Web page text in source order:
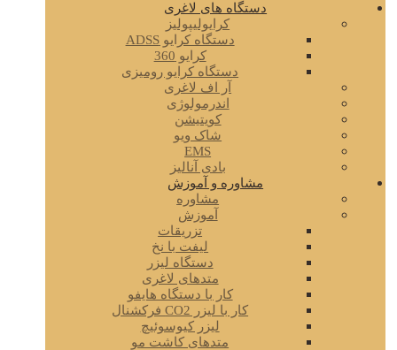
دستگاه های لاغری
کرایولیپولیز
دستگاه کرایو ADSS
کرایو 360
دستگاه کرایو رومیزی
آر اف لاغری
اندرمولوژی
کویتیشن
شاک ویو
EMS
بادی آنالیز
مشاوره و آموزش
مشاوره
آموزش
تزریقات
لیفت با نخ
دستگاه لیزر
متدهای لاغری
کار با دستگاه هایفو
کار با لیزر CO2 فرکشنال
لیزر کیوسوئیچ
متدهای کاشت مو